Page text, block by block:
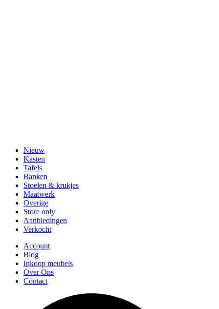
Nieuw
Kasten
Tafels
Banken
Stoelen & krukjes
Maatwerk
Overige
Store only
Aanbiedingen
Verkocht
Account
Blog
Inkoop meubels
Over Ons
Contact